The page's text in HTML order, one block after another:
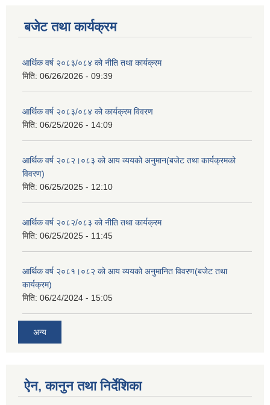
बजेट तथा कार्यक्रम
आर्थिक वर्ष २०८३/०८४ को नीति तथा कार्यक्रम
मिति: 06/26/2026 - 09:39
आर्थिक वर्ष २०८३/०८४ को कार्यक्रम विवरण
मिति: 06/25/2026 - 14:09
आर्थिक वर्ष २०८२।०८३ को आय व्ययको अनुमान(बजेट तथा कार्यक्रमको
विवरण)
मिति: 06/25/2025 - 12:10
आर्थिक वर्ष २०८२/०८३ को नीति तथा कार्यक्रम
मिति: 06/25/2025 - 11:45
आर्थिक वर्ष २०८१।०८२ को आय व्ययको अनुमानित विवरण(बजेट तथा
कार्यक्रम)
मिति: 06/24/2024 - 15:05
अन्य
ऐन, कानुन तथा निर्देशिका